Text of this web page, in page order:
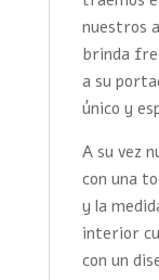
nuestros
brinda
a su
único y
A su vez
con una
y la
interior
con un